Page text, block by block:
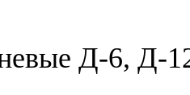
Д-6, Д-